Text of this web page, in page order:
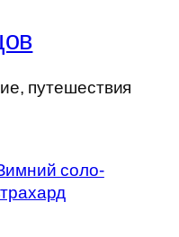
путешествия
соло-